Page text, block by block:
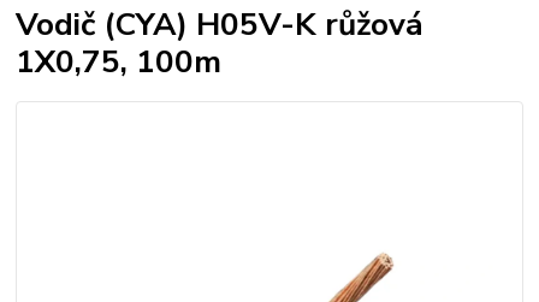
Vodič (CYA) H05V-K růžová
1X0,75, 100m